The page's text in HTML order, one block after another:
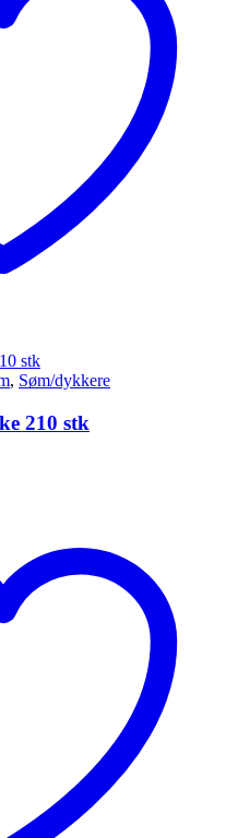
, Søm/dykkere
210 stk